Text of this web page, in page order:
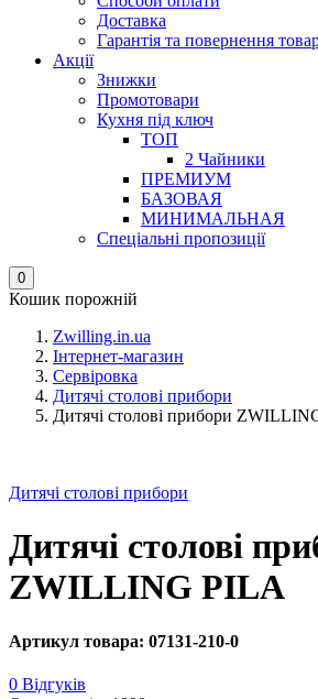
Доставка
Гарантія та повернення
Акції
Знижки
Промотовари
Кухня під ключ
ТОП
2 Чайники
ПРЕМИУМ
БАЗОВАЯ
МИНИМАЛЬНАЯ
Спеціальні пропозиції
0
Кошик порожній
Zwilling.in.ua
Інтернет-магазин
Сервіровка
Дитячі столові прибори
Дитячі столові прибори
Дитячі столові прибори
Дитячі столові
ZWILLING PILA
Артикул товара: 07131-210-0
0 Відгуків